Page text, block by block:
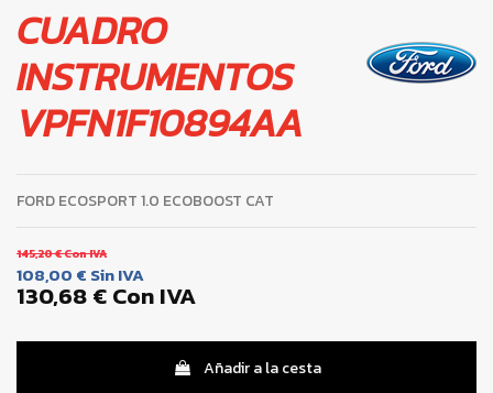
CUADRO
INSTRUMENTOS
VPFN1F10894AA
FORD ECOSPORT 1.0 ECOBOOST CAT
145,20 €Con IVA
108,00 € Sin IVA
130,68 €Con IVA
Añadir a la cesta